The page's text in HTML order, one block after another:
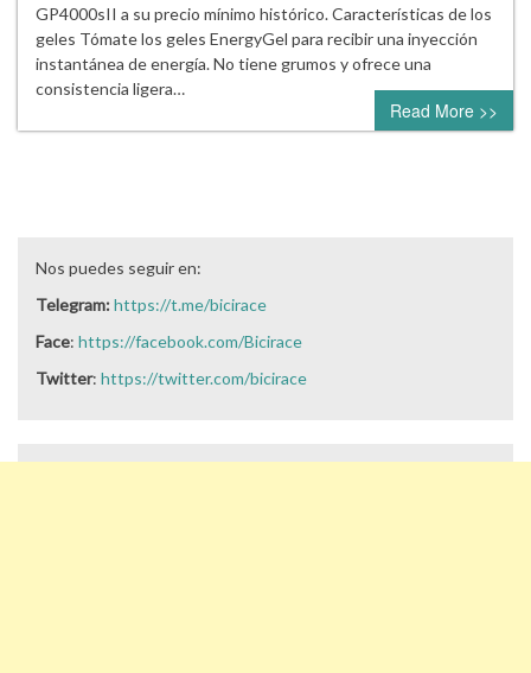
GP4000sII a su precio mínimo histórico. Características de los
geles Tómate los geles EnergyGel para recibir una inyección
instantánea de energía. No tiene grumos y ofrece una
consistencia ligera…
Read More >>
Nos puedes seguir en:
Telegram:https://t.me/bicirace
Face: https://facebook.com/Bicirace
Twitter: https://twitter.com/bicirace